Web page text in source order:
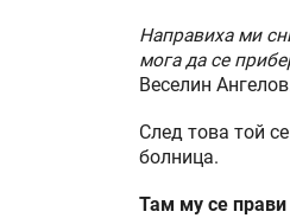
Направиха ми
мога да се
Веселин
След това той
болница.
Там му се прави